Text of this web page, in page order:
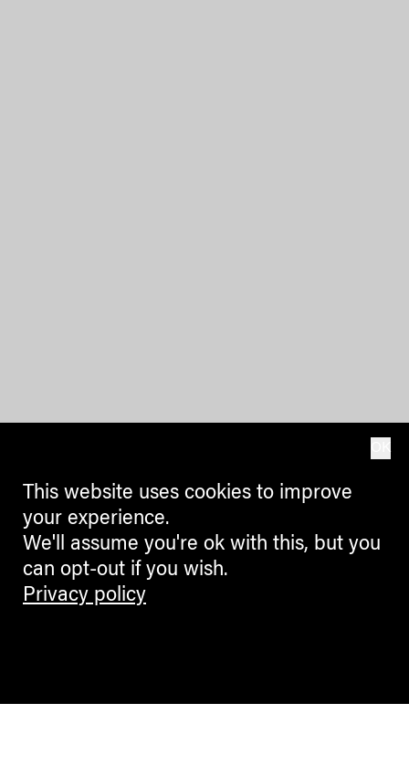
This website uses cookies to improve
your experience.
We'll assume you're ok with this, but you
can opt-out if you wish.
Privacy policy